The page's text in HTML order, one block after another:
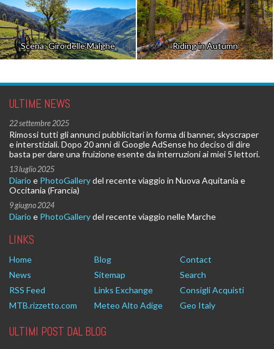
Scena: Giro delle Malghe Riding in Autumn
ULTIME NEWS
22 settembre 2025
Rimossi tutti gli annunci pubblicitari in forma di banner, skyscraper
e interstiziali. Dopo 20 anni di Google AdSense ho deciso di dire
basta per dare una fruizione esente da interruzioni ai miei 5 lettori.
13 luglio 2025
Diario e PhotoGallerydel recente viaggio in Nuova Aquitania e
Occitania (Francia)
9 giugno 2024
Diario e PhotoGallerydel recente viaggio nelle Marche
LINKS
Home Blog
Contact
News
Sitemap
Search
RSS Feed
Links Exchange
Consigli Acquisti
MTB.rizzetto.com
Meteo Alto Adige Geo Italy
ULTIMI POST DAL BLOG